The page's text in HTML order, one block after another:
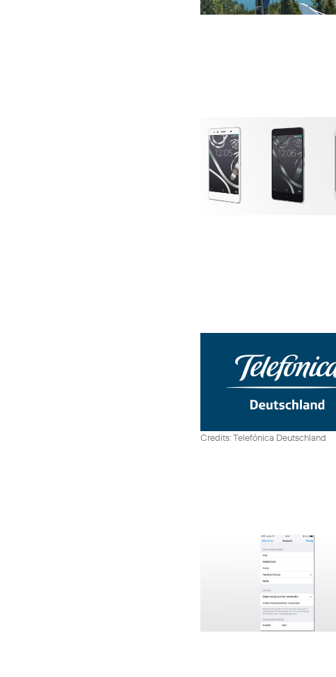
Credits: Telefónica Deutschland